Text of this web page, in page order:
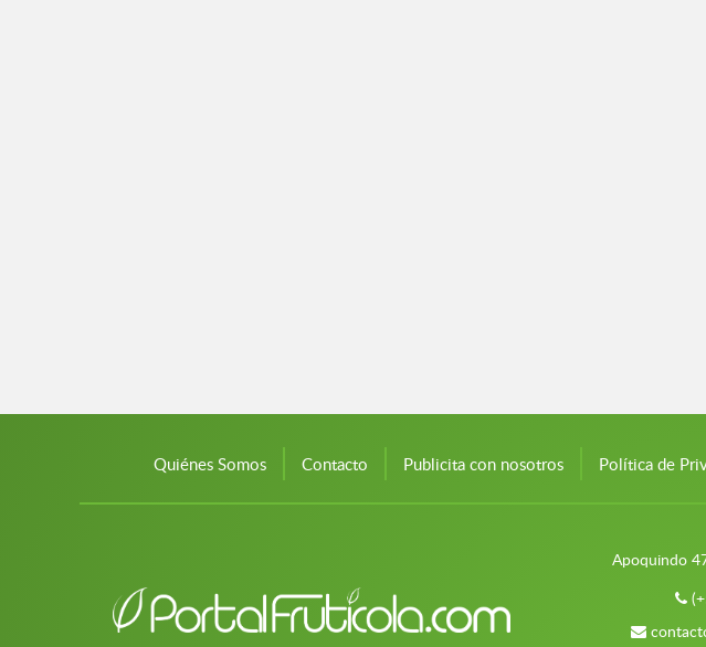
Quiénes Somos Contacto Publicita con nosotros Política de
Apoquindo